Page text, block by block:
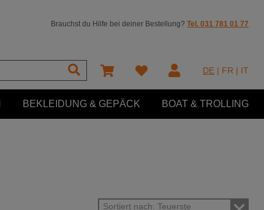
Brauchst du Hilfe bei deiner Bestellung? Tel. 031 781 01 77
DE FR IT
BEKLEIDUNG & GEPÄCK BOAT & TROLLING
Sortiert nach: Teuerste